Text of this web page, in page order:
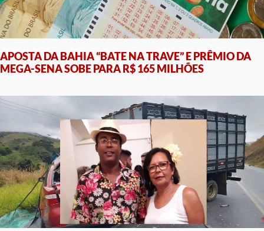
APOSTA DA BAHIA “BATE NA TRAVE” E PRÊMIO DA
MEGA-SENA SOBE PARA R$ 165 MILHÕES